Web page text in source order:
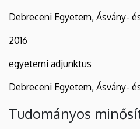
Debreceni Egyetem, Ásvány-
2016
egyetemi adjunktus
Debreceni Egyetem, Ásvány-
Tudományos